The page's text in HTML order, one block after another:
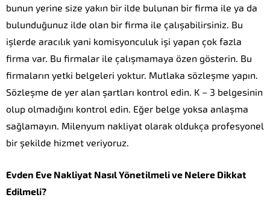
bunun yerine size yakın bir ilde bulunan bir firma ile ya da
bulunduğunuz ilde olan bir firma ile çalışabilirsiniz. Bu
işlerde aracılık yani komisyonculuk işi yapan çok fazla
firma var. Bu firmalar ile çalışmamaya özen gösterin. Bu
firmaların yetki belgeleri yoktur. Mutlaka sözleşme yapın.
Sözleşme de yer alan şartları kontrol edin. K – 3 belgesinin
olup olmadığını kontrol edin. Eğer belge yoksa anlaşma
sağlamayın. Milenyum nakliyat olarak oldukça profesyonel
bir şekilde hizmet veriyoruz.
Evden Eve Nakliyat Nasıl Yönetilmeli ve Nelere Dikkat
Edilmeli?